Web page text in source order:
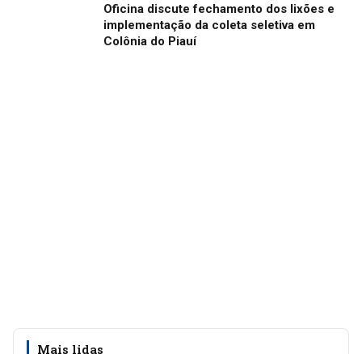
Oficina discute fechamento dos lixões e
implementação da coleta seletiva em
Colônia do Piauí
Mais lidas